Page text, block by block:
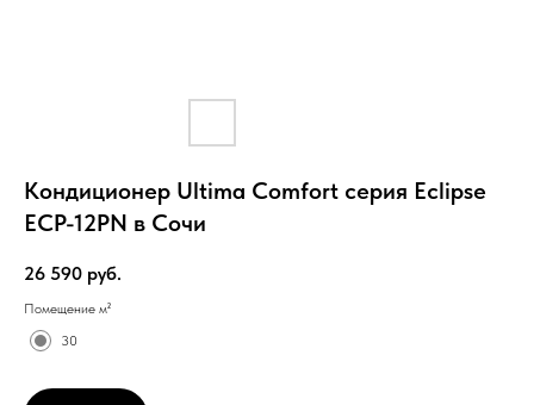
Кондиционер Ultima Comfort серия Eclipse
ECP-12PN в Сочи
26 590 руб.
Помещение м²
30